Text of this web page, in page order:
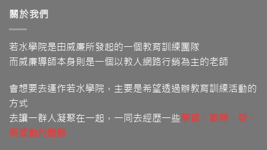
關於我們
若水學院是由威廉所發起的一個教育訓練團隊
而威廉導師本身則是一個以教人網路行銷為主的老師
會想要去運作若水學院，主要是希望透過辦教育訓練活動的
方式
去讓一群人凝聚在一起，一同去經歷一些學習 、歡樂、愛 、
與感動的體驗